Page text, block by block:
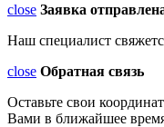
close Заявка
Наш специалист
close Обратная связь
Оставьте свои
Вами в ближайшее